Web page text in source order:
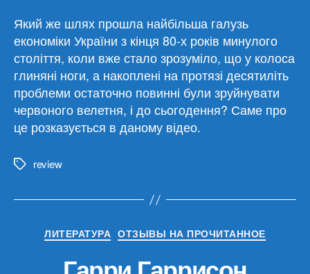
Який же шлях прошла найбільша галузь
економіки України з кінця 80-х років минулого
століття, коли вже стало зрозуміло, що у колоса
глиняні ноги, а накоплені на протязі десятиліть
проблеми остаточно повинні були зруйнувати
червоного велетня, і до сьогодення? Саме про
це розказується в даному відео.
Меткиreview
Рубрики
ЛИТЕРАТУРА ОТЗЫВЫ НА ПРОЧИТАННОЕ